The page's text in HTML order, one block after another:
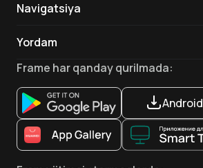
Navigatsiya
Yordam
Aloqa
Ilovalar
Frame har qanday qurilmada:
Android